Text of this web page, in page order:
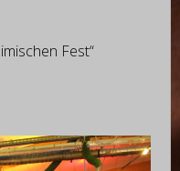
Fest“